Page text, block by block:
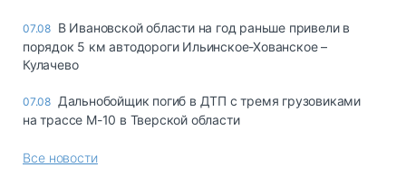
07.08 В Ивановской области на год раньше привели в
порядок 5 км автодороги Ильинское-Хованское –
Кулачево
07.08 Дальнобойщик погиб в ДТП с тремя грузовиками
на трассе М-10 в Тверской области
Все новости